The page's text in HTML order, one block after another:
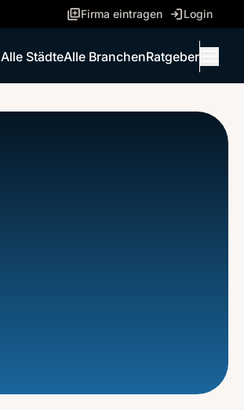
Firma eintragen Login
Alle StädteAlle BranchenRatgeber